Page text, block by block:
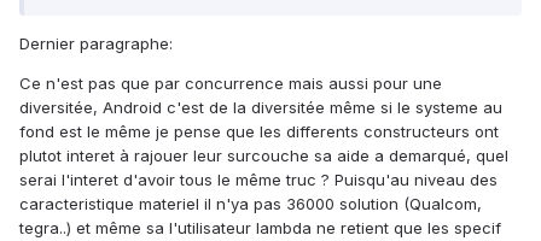
Dernier paragraphe:
Ce n'est pas que par concurrence mais aussi pour une
diversitée, Android c'est de la diversitée même si le systeme au
fond est le même je pense que les differents constructeurs ont
plutot interet à rajouer leur surcouche sa aide a demarqué, quel
serai l'interet d'avoir tous le même truc ? Puisqu'au niveau des
caracteristique materiel il n'ya pas 36000 solution (Qualcom,
tegra..) et même sa l'utilisateur lambda ne retient que les specif